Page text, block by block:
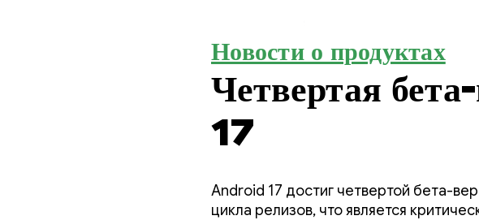
Новости о продуктах
Четвертая
17
Android 17 достиг четвертой бета-
цикла релизов, что является